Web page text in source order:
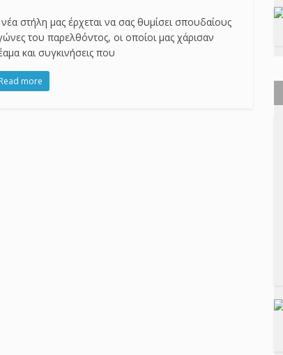
στήλη μας έρχεται να σας θυμίσει σπουδαίους
του παρελθόντος, οι οποίοι μας χάρισαν
και συγκινήσεις που
Read more